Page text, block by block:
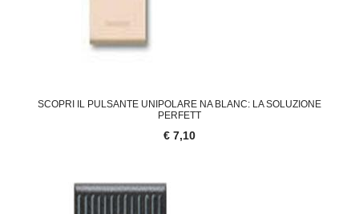
SCOPRI IL PULSANTE UNIPOLARE NA BLANC: LA SOLUZIONE
PERFETT
€ 7,10